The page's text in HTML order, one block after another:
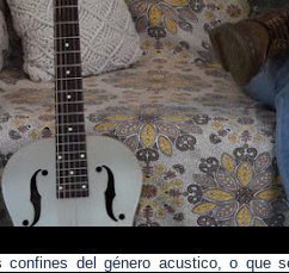
confines del género acustico, o que